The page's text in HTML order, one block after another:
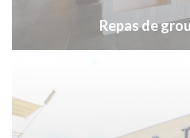
Repas de